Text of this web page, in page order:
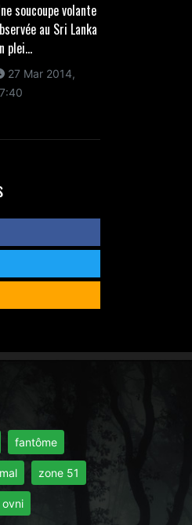
soucoupe volante
au Sri Lanka
plei...
27 Mar 2014,
fantôme
zone 51
ovni